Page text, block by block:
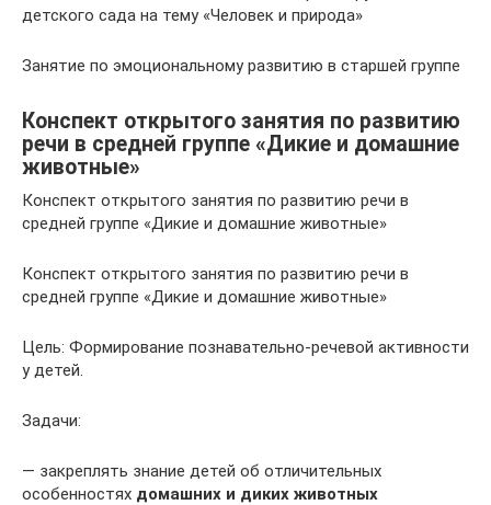
детского сада на тему «Человек и природа»
Занятие по эмоциональному развитию в старшей группе
Конспект открытого занятия по развитию
речи в средней группе «Дикие и домашние
животные»
Конспект открытого занятия по развитию речи в
средней группе «Дикие и домашние животные»
Конспект открытого занятия по развитию речи в
средней группе «Дикие и домашние животные»
Цель: Формирование познавательно-речевой активности
у детей.
Задачи:
— закреплять знание детей об отличительных
особенностях домашних и диких животных